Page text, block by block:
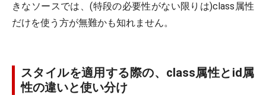
きなソースでは、(特段の必要性がない限りは)class属性
だけを使う方が無難かも知れません。
スタイルを適用する際の、class属性とid属
性の違いと使い分け